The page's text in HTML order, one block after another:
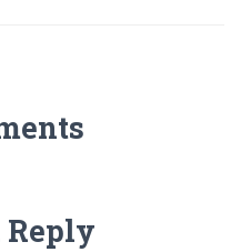
Reply